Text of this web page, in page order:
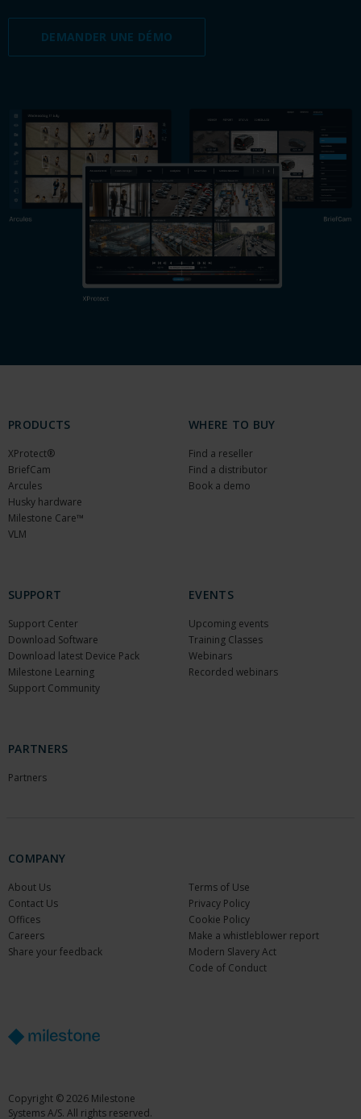
DEMANDER UNE DÉMO
PRODUCTS
XProtect®
BriefCam
Arcules
Husky hardware
Milestone Care™
VLM
WHERE TO BUY
Find a reseller
Find a distributor
Book a demo
SUPPORT
Support Center
Download Software
Download latest Device Pack
Milestone Learning
Support Community
EVENTS
Upcoming events
Training Classes
Webinars
Recorded webinars
PARTNERS
Partners
COMPANY
About Us
Contact Us
Offices
Careers
Share your feedback
Terms of Use
Privacy Policy
Cookie Policy
Make a whistleblower report
Modern Slavery Act
Code of Conduct
Copyright © 2026 Milestone
Systems A/S. All rights reserved.